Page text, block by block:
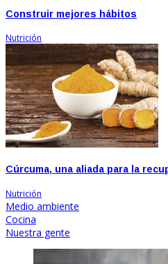
Construir mejores hábitos
Nutrición
Cúrcuma, una aliada para la
Nutrición
Medio ambiente
Cocina
Nuestra gente